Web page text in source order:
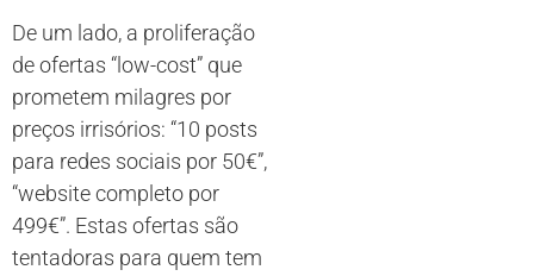
De um lado, a proliferação
de ofertas “low-cost” que
prometem milagres por
preços irrisórios: “10 posts
para redes sociais por 50€”,
“website completo por
499€”. Estas ofertas são
tentadoras para quem tem